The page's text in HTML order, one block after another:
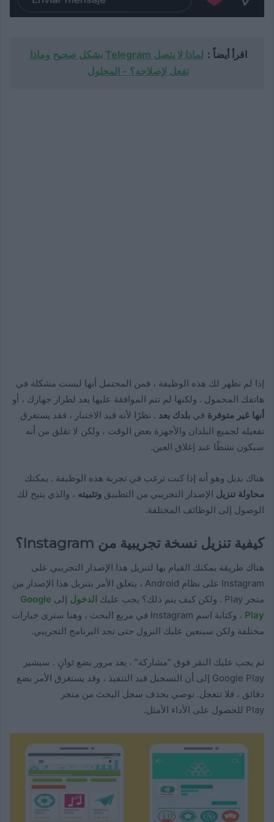
اقرأ أيضاً :
لماذا لا يتصل Telegram بشكل صحيح وماذا
تفعل لإصلاحه؟ - المحلول
إذا لم تظهر لك هذه الوظيفة ، فمن المحتمل أنها ليست مشكلة في
هاتفك المحمول . ولكنها لم تتم الموافقة عليها بعد لطراز جهازك ، أو
أنها غير متوفرة في بلدك بعد . نظرًا لأنه قيد الاختبار ، فقد يستغرق
تفعيله لجميع البلدان والأجهزة بعض الوقت ، ولكن لا تقلق من أنه
سيكون نشطًا عند إغلاق العين.
هناك بديل وهو أنه إذا كنت ترغب في تجربة هذه الوظيفة . يمكنك
محاولة تنزيل الإصدار التجريبي من التطبيق وتثبيته ، والذي يتيح لك
الوصول إلى الوظائف المختلفة.
كيفية تنزيل نسخة تجريبية من Instagram؟
هناك طريقة يمكنك القيام بها لتنزيل هذا الإصدار التجريبي على
Instagram على نظام Android ، يتعلق الأمر بتنزيل هذا الإصدار من
متجر Play . ولكن كيف يتم ذلك؟ يجب عليك
الدخول إلى Google
Play ،
وكتابة اسم Instagram في مربع البحث ، وهنا سترى خيارات
مختلفة ولكن سيتعين عليك النزول حتى تجد البرنامج التجريبي.
ثم يجب عليك النقر فوق “مشاركة” ، بعد مرور بضع ثوانٍ . سيشير
Google Play إلى أن التسجيل قيد التنفيذ ، وقد يستغرق الأمر بضع
دقائق ، فلا تتعجل. نوصي بحذف سجل البحث من متجر
Play للحصول على الأداء الأمثل.